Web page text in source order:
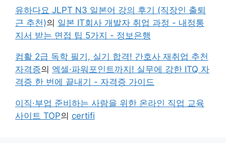
유하다요 JLPT N3 일본어 강의 후기 (직장인 출퇴
근 추천)의 일본 IT회사 개발자 취업 과정 - 내정통
지서 받는 면접 팁 5가지 - 정보은행
컴활 2급 독학 필기, 실기 합격! 간호사 재취업 추천
자격증의 엑셀·파워포인트까지! 실무에 강한 ITQ 자
격증 한 번에 끝내기 - 자격증 가이드
이직·부업 준비하는 사람을 위한 온라인 직업 교육
사이트 TOP의 certifi